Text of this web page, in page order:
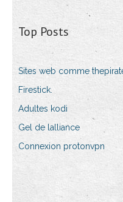
Top Posts
Sites web comme
Firestick.
Adultes kodi
Gel de lalliance
Connexion protonvpn